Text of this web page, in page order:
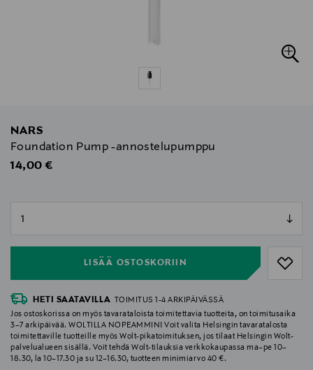
NARS
Foundation Pump -annostelupumppu
Original Price
14,00 €
LISÄÄ OSTOSKORIIN
HETI SAATAVILLA
TOIMITUS 1-4 ARKIPÄIVÄSSÄ
Jos ostoskorissa on myös tavarataloista toimitettavia tuotteita, on toimitusaika
3–7 arkipäivää. WOLTILLA NOPEAMMIN! Voit valita Helsingin tavaratalosta
toimitettaville tuotteille myös Wolt-pikatoimituksen, jos tilaat Helsingin Wolt-
palvelualueen sisällä. Voit tehdä Wolt-tilauksia verkkokaupassa ma–pe 10–
18.30, la 10–17.30 ja su 12–16.30, tuotteen minimiarvo 40 €.